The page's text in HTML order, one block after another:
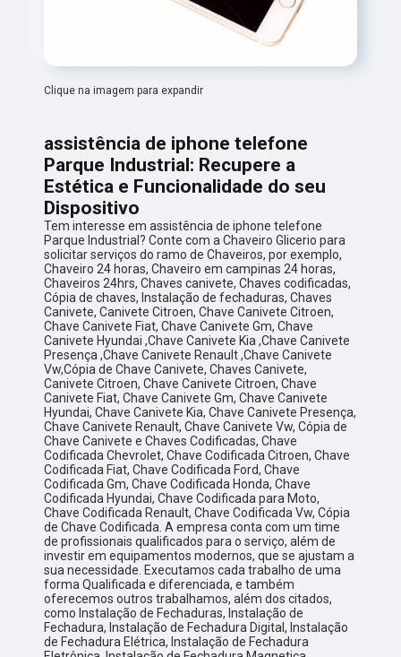
Clique na imagem para expandir
assistência de iphone telefone
Parque Industrial: Recupere a
Estética e Funcionalidade do seu
Dispositivo
Tem interesse em assistência de iphone telefone
Parque Industrial? Conte com a Chaveiro Glicerio para
solicitar serviços do ramo de Chaveiros, por exemplo,
Chaveiro 24 horas, Chaveiro em campinas 24 horas,
Chaveiros 24hrs, Chaves canivete, Chaves codificadas,
Cópia de chaves, Instalação de fechaduras, Chaves
Canivete, Canivete Citroen, Chave Canivete Citroen,
Chave Canivete Fiat, Chave Canivete Gm, Chave
Canivete Hyundai ,Chave Canivete Kia ,Chave Canivete
Presença ,Chave Canivete Renault ,Chave Canivete
Vw,Cópia de Chave Canivete, Chaves Canivete,
Canivete Citroen, Chave Canivete Citroen, Chave
Canivete Fiat, Chave Canivete Gm, Chave Canivete
Hyundai, Chave Canivete Kia, Chave Canivete Presença,
Chave Canivete Renault, Chave Canivete Vw, Cópia de
Chave Canivete e Chaves Codificadas, Chave
Codificada Chevrolet, Chave Codificada Citroen, Chave
Codificada Fiat, Chave Codificada Ford, Chave
Codificada Gm, Chave Codificada Honda, Chave
Codificada Hyundai, Chave Codificada para Moto,
Chave Codificada Renault, Chave Codificada Vw, Cópia
de Chave Codificada. A empresa conta com um time
de profissionais qualificados para o serviço, além de
investir em equipamentos modernos, que se ajustam a
sua necessidade. Executamos cada trabalho de uma
forma Qualificada e diferenciada, e também
oferecemos outros trabalhamos, além dos citados,
como Instalação de Fechaduras, Instalação de
Fechadura, Instalação de Fechadura Digital, Instalação
de Fechadura Elétrica, Instalação de Fechadura